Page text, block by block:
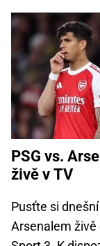
PSG vs.
živě v TV
Pusťte si
Arsenalem živě